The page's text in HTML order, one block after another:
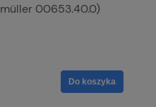
00653.40.0)
Do koszyka